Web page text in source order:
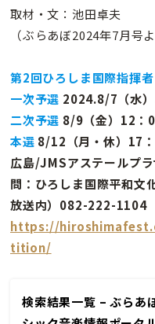
取材・文：池田卓夫
（ぶらあぼ2024年7月号よ
第2回ひろしま国際指揮
一次予選 2024.8/7（水
二次予選 8/9（金）12：
本選 8/12（月・休）17
広島/JMSアステールプ
問：ひろしま国際平和文
放送内）082-222-1104
https://
tition/
検索結果一覧 – ぶらあ